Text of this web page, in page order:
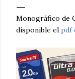
Monográfico de
disponible el pdf